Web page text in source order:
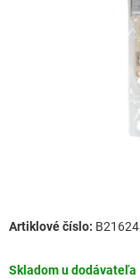
Skladom u dodávateľa
B21624